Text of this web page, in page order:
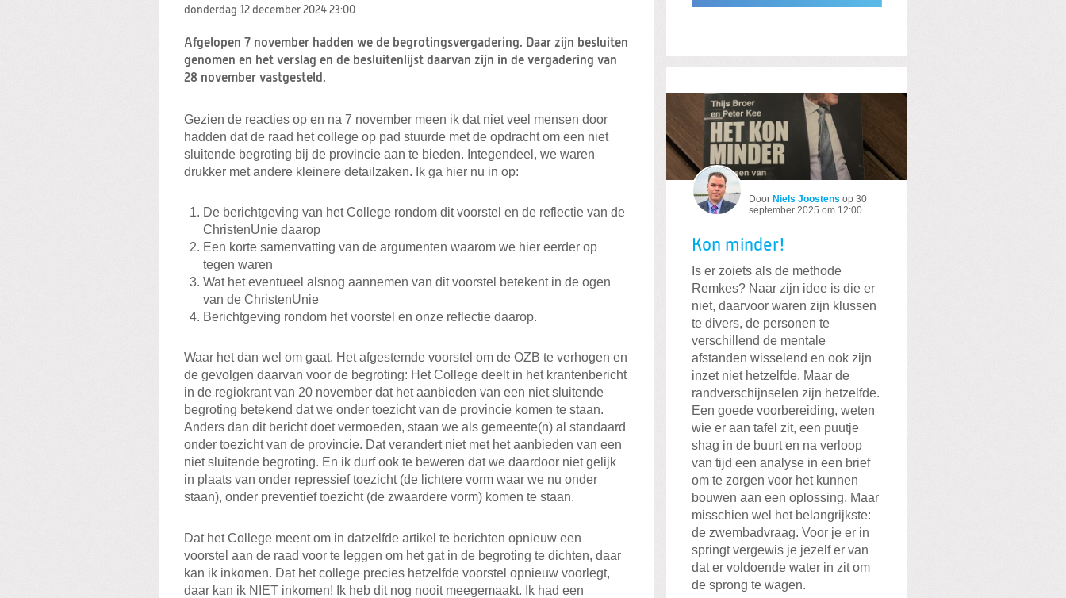
donderdag 12 december 2024 23:00
Afgelopen 7 november hadden we de begrotingsvergadering. Daar zijn besluiten
genomen en het verslag en de besluitenlijst daarvan zijn in de vergadering van
28 november vastgesteld.
Gezien de reacties op en na 7 november meen ik dat niet veel mensen door
hadden dat de raad het college op pad stuurde met de opdracht om een niet
sluitende begroting bij de provincie aan te bieden. Integendeel, we waren
drukker met andere kleinere detailzaken. Ik ga hier nu in op:
De berichtgeving van het College rondom dit voorstel en de reflectie van de
ChristenUnie daarop
Een korte samenvatting van de argumenten waarom we hier eerder op
tegen waren
Wat het eventueel alsnog aannemen van dit voorstel betekent in de ogen
van de ChristenUnie
Berichtgeving rondom het voorstel en onze reflectie daarop.
Waar het dan wel om gaat. Het afgestemde voorstel om de OZB te verhogen en
de gevolgen daarvan voor de begroting: Het College deelt in het krantenbericht
in de regiokrant van 20 november dat het aanbieden van een niet sluitende
begroting betekend dat we onder toezicht van de provincie komen te staan.
Anders dan dit bericht doet vermoeden, staan we als gemeente(n) al standaard
onder toezicht van de provincie. Dat verandert niet met het aanbieden van een
niet sluitende begroting. En ik durf ook te beweren dat we daardoor niet gelijk
in plaats van onder repressief toezicht (de lichtere vorm waar we nu onder
staan), onder preventief toezicht (de zwaardere vorm) komen te staan.
Dat het College meent om in datzelfde artikel te berichten opnieuw een
voorstel aan de raad voor te leggen om het gat in de begroting te dichten, daar
kan ik inkomen. Dat het college precies hetzelfde voorstel opnieuw voorlegt,
daar kan ik NIET inkomen! Ik heb dit nog nooit meegemaakt. Ik had een
Door Niels Joostens op 30
september 2025 om 12:00
Kon minder!
Is er zoiets als de methode
Remkes? Naar zijn idee is die er
niet, daarvoor waren zijn klussen
te divers, de personen te
verschillend de mentale
afstanden wisselend en ook zijn
inzet niet hetzelfde. Maar de
randverschijnselen zijn hetzelfde.
Een goede voorbereiding, weten
wie er aan tafel zit, een puutje
shag in de buurt en na verloop
van tijd een analyse in een brief
om te zorgen voor het kunnen
bouwen aan een oplossing. Maar
misschien wel het belangrijkste:
de zwembadvraag. Voor je er in
springt vergewis je jezelf er van
dat er voldoende water in zit om
de sprong te wagen.